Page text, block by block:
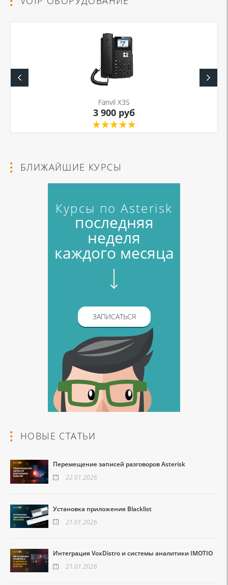
Я даю согласие на обработку моих персональных данных для связи
Политикой в отношении обработки персональных
Политикой конфиденциальности
Я даю согласие на обработку моих персональных данных для связи
Политикой в отношении обработки персональных
Fanvil X3S
3 900 руб
БЛИЖАЙШИЕ КУРСЫ
Курсы по Asterisk
последняя
неделя
каждого месяца
ЗАПИСАТЬСЯ
НОВЫЕ СТАТЬИ
Перемещение записей разговоров Asterisk
22.01.2026
Установка приложения Blacklist
21.01.2026
Интеграция VoxDistro и системы аналитики IMOTIO
21.01.2026